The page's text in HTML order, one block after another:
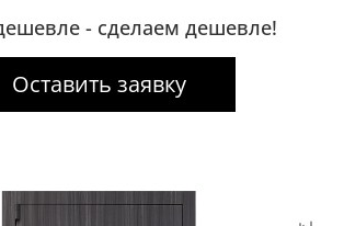
- сделаем дешевле!
Оставить заявку